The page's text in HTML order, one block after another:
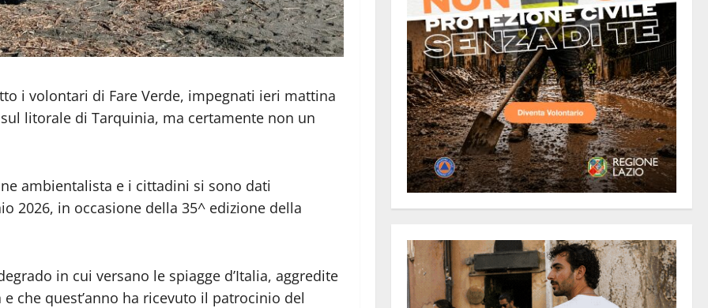
i volontari di Fare Verde, impegnati ieri mattina
litorale di Tarquinia, ma certamente non un
ambientalista e i cittadini si sono dati
2026, in occasione della 35^ edizione della
in cui versano le spiagge d’Italia, aggredite
che quest’anno ha ricevuto il patrocinio del